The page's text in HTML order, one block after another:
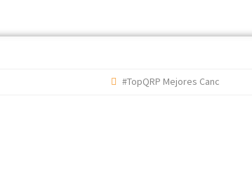
#TopQRP Mejores Canciones 2022